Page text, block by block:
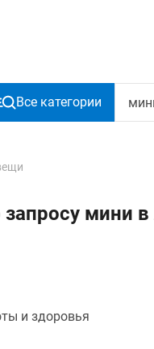
Все категории
мини в
и здоровья